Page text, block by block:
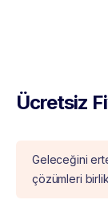
Ücretsiz
Geleceğini
çözümleri